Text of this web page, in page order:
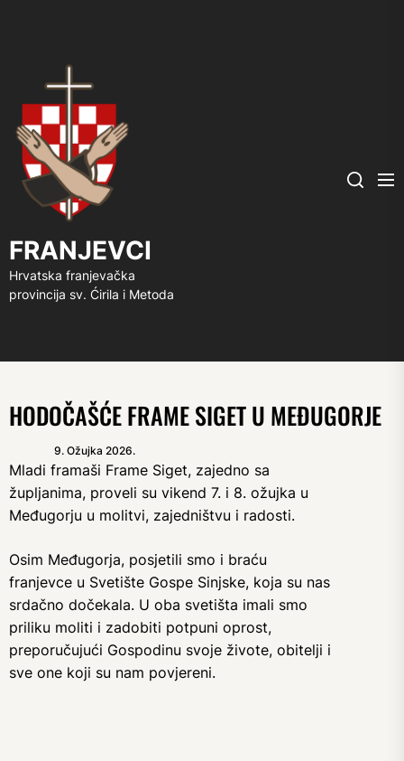
FRANJEVCI
Hrvatska franjevačka
provincija sv. Ćirila i Metoda
Search
HODOČAŠĆE FRAME SIGET U MEĐUGORJE
9. Ožujka 2026.
Mladi framaši Frame Siget, zajedno sa
župljanima, proveli su vikend 7. i 8. ožujka u
Međugorju u molitvi, zajedništvu i radosti.
Osim Međugorja, posjetili smo i braću
franjevce u Svetište Gospe Sinjske, koja su nas
srdačno dočekala. U oba svetišta imali smo
priliku moliti i zadobiti potpuni oprost,
preporučujući Gospodinu svoje živote, obitelji i
sve one koji su nam povjereni.